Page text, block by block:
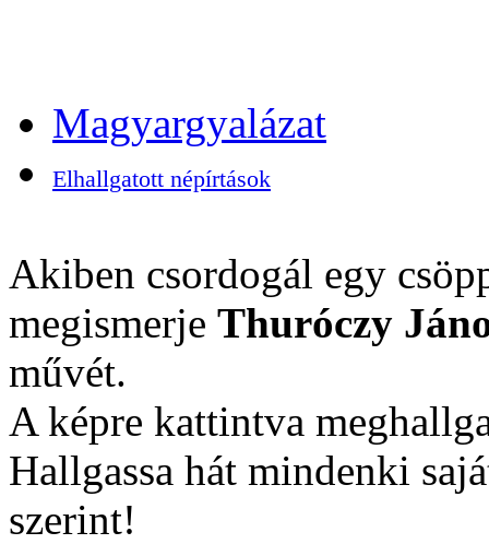
Magyargyalázat
Elhallgatott népírtások
Akiben csordogál egy
megismerje Thuróczy
művét.
A képre kattintva
Hallgassa hát mindenki
szerint!